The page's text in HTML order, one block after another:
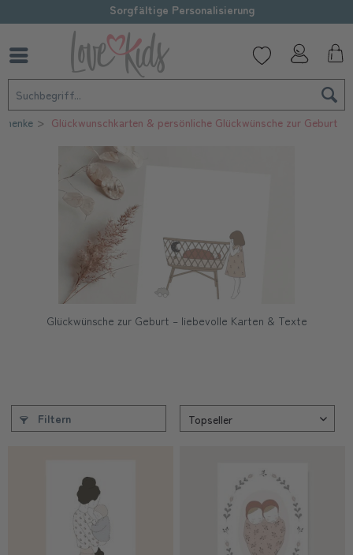
Sorgfältige Personalisierung
Glückwunschkarten & persönliche Glückwünsche zur Geburt
Glückwünsche zur Geburt – liebevolle Karten & Texte
Filtern